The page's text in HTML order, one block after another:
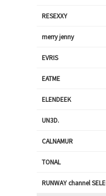
RESEXXY
merry jenny
EVRIS
EATME
ELENDEEK
UN3D.
CALNAMUR
TONAL
RUNWAY channel